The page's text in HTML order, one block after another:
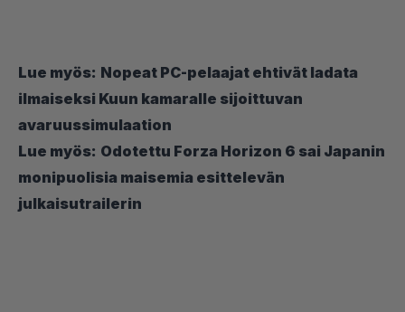
Lue myös: Nopeat PC-pelaajat ehtivät ladata
ilmaiseksi Kuun kamaralle sijoittuvan
avaruussimulaation
Lue myös: Odotettu Forza Horizon 6 sai Japanin
monipuolisia maisemia esittelevän
julkaisutrailerin